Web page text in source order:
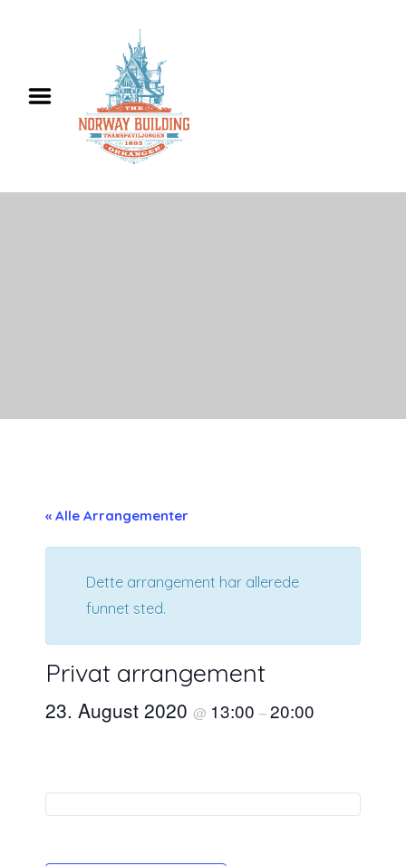
« Alle Arrangementer
Dette arrangement har allerede
funnet sted.
Privat arrangement
23. August 2020 @ 13:00 –20:00
Utleie